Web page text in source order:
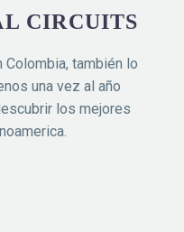
CIRCUITS
también lo
una vez al año
los mejores